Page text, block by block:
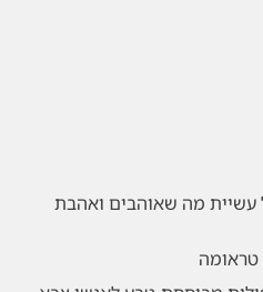
עשיית מה שאוהבים ואהבת